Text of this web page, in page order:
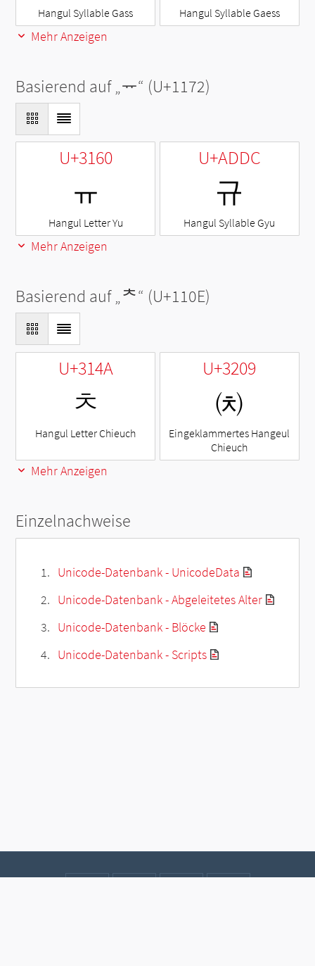
Hangul Syllable Gass Hangul Syllable Gaess
Mehr Anzeigen
Basierend auf „ᅲ“ (U+1172)
U+3160
ㅠ
Hangul Letter Yu
U+ADDC
규
Hangul Syllable Gyu
Mehr Anzeigen
Basierend auf „ᄎ“ (U+110E)
U+314A
ㅊ
Hangul Letter Chieuch
U+3209
㈉
Eingeklammertes Hangeul
Chieuch
Mehr Anzeigen
Einzelnachweise
Unicode-Datenbank - UnicodeData
Unicode-Datenbank - Abgeleitetes Alter
Unicode-Datenbank - Blöcke
Unicode-Datenbank - Scripts